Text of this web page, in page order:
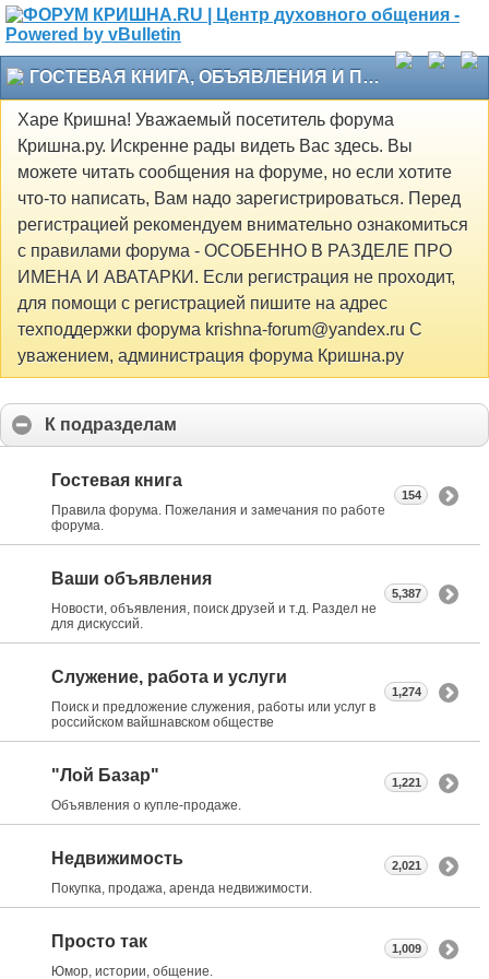
ГОСТЕВАЯ КНИГА, ОБЪЯВЛЕНИЯ И ПРОЧЕЕ
Харе Кришна! Уважаемый посетитель форума
Кришна.ру. Искренне рады видеть Вас здесь. Вы
можете читать сообщения на форуме, но если хотите
что-то написать, Вам надо зарегистрироваться. Перед
регистрацией рекомендуем внимательно ознакомиться
с правилами форума - ОСОБЕННО В РАЗДЕЛЕ ПРО
ИМЕНА И АВАТАРКИ. Если регистрация не проходит,
для помощи с регистрацией пишите на адрес
техподдержки форума krishna-forum@yandex.ru С
уважением, администрация форума Кришна.ру
К подразделам
Гостевая книга
Правила форума. Пожелания и замечания по работе
форума.
154
Ваши объявления
Новости, объявления, поиск друзей и т.д. Раздел не
для дискуссий.
5,387
Служение, работа и услуги
Поиск и предложение служения, работы или услуг в
российском вайшнавском обществе
1,274
"Лой Базар"
Объявления о купле-продаже.
1,221
Недвижимость
Покупка, продажа, аренда недвижимости.
2,021
Просто так
Юмор, истории, общение.
1,009